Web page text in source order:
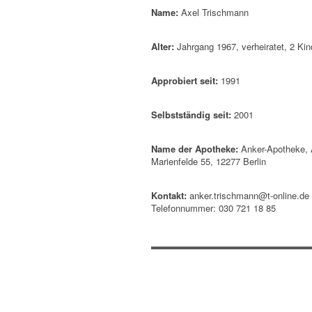
Name: Axel Trischmann
Alter: Jahrgang 1967, verheiratet, 2
Approbiert seit: 1991
Selbstständig seit: 2001
Name der Apotheke: Anker-Apotheke,
Marienfelde 55, 12277 Berlin
Kontakt: anker.trischmann@t-online.de
Telefonnummer: 030 721 18 85